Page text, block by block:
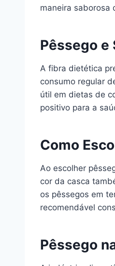
maneira saborosa
Pêssego e
A fibra dietética
consumo regular
útil em dietas de
positivo para a
Como
Ao escolher
cor da casca
os pêssegos em
recomendável
Pêssego